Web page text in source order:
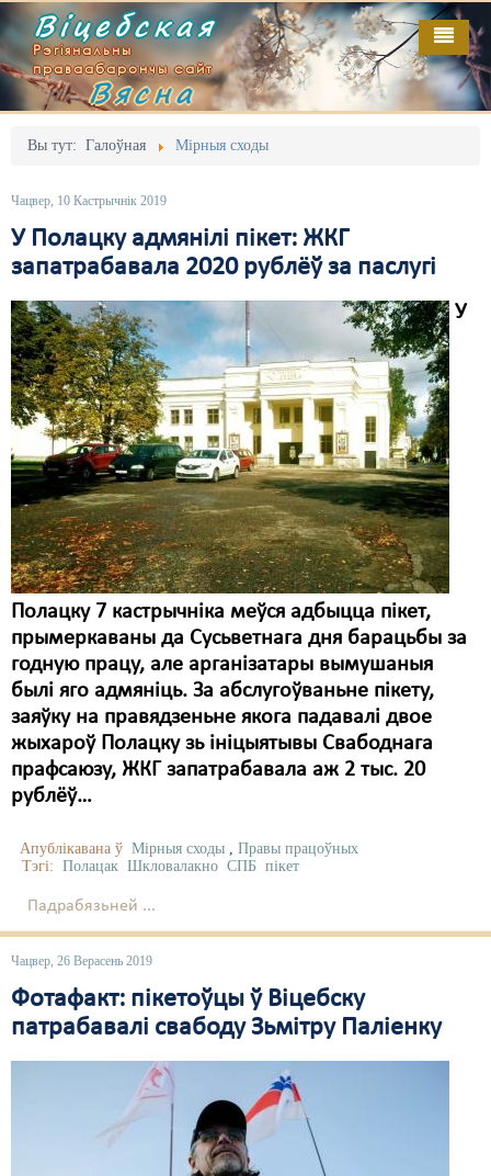
Віцебская
Рэгіянальны
праваабарончы сайт
Вясна
Вы тут: Галоўная Мірныя сходы
Чацвер, 10 Кастрычнік 2019
У Полацку адмянілі пікет: ЖКГ
запатрабавала 2020 рублёў за паслугі
У
Полацку 7 кастрычніка меўся адбыцца пікет,
прымеркаваны да Сусьветнага дня барацьбы за
годную працу, але арганізатары вымушаныя
былі яго адмяніць. За абслугоўваньне пікету,
заяўку на правядзеньне якога падавалі двое
жыхароў Полацку зь ініцыятывы Свабоднага
прафсаюзу, ЖКГ запатрабавала аж 2 тыс. 20
рублёў…
Апублікавана ў Мірныя сходы , Правы працоўных
Тэгі: Полацак Шкловалакно СПБ пікет
Падрабязьней ...
Чацвер, 26 Верасень 2019
Фотафакт: пікетоўцы ў Віцебску
патрабавалі свабоду Зьмітру Паліенку
Галоўная
Адміністрацыйны перасьлед
Безбар'ернае асяродзьдзе
Выбары
Грамадзянскія ініцыятывы
Дзяржава
Дыскрымінацыя
Затрыманьні
Карная псыхіятрыя
КПЧ ААН
Культурныя правы
Мігранты
Мірныя сходы
Палітвязьні
Праваабаронцы
Правы дзіцяці
Распальваньне варожасьці
Свабода слова
Свабода сумленьня
Сьмяротнае пакараньне
Выданьні
Кантакт
Пра нас
RSS